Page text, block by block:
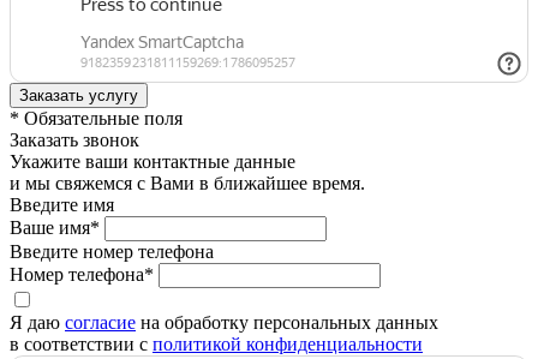
* Обязательные поля
Заказать звонок
Укажите ваши контактные данные
и мы свяжемся с Вами в ближайшее время.
Введите имя
Ваше имя*
Введите номер телефона
Номер телефона*
Я даю согласие на обработку персональных данных
в соответствии с политикой конфиденциальности